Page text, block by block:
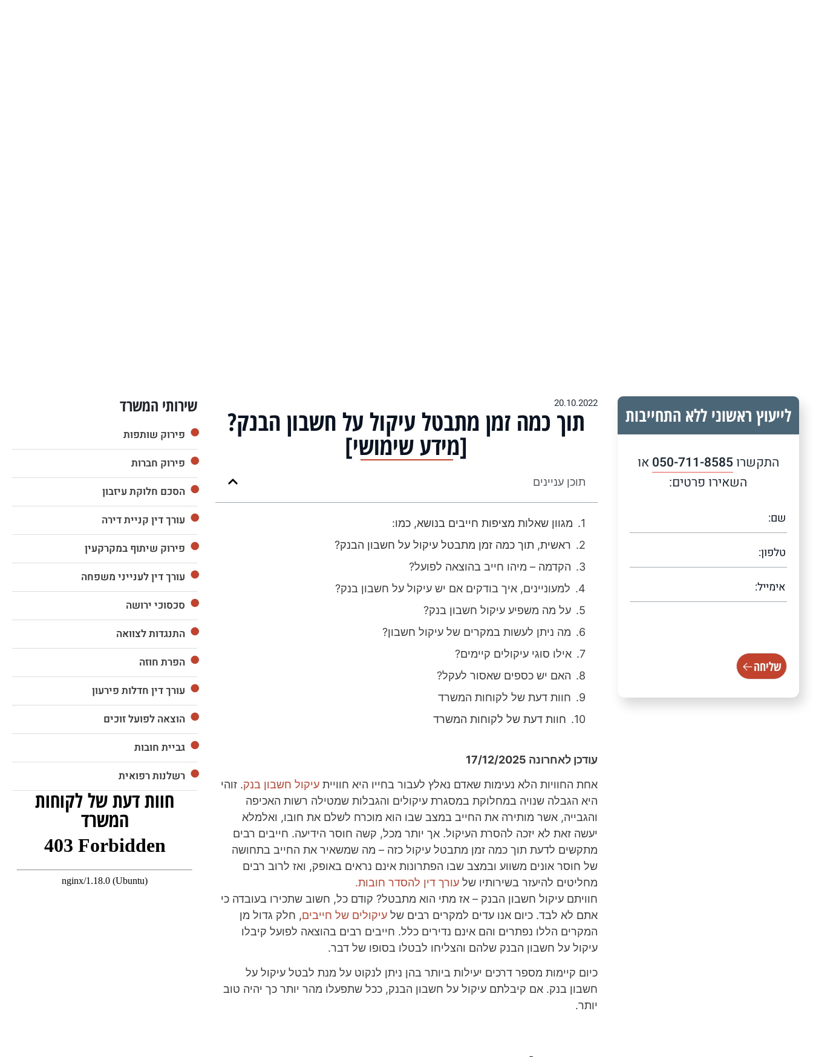
לייעוץ ראשוני ללא התחייבות
התקשרו 050-711-8585או
השאירו פרטים:
שליחה
20.10.2022
תוך כמה זמן מתבטל עיקול על חשבון הבנק?
[מידע שימושי]
תוכן עניינים
מגוון שאלות מציפות חייבים בנושא, כמו:
ראשית, תוך כמה זמן מתבטל עיקול על חשבון הבנק?
הקדמה – מיהו חייב בהוצאה לפועל?
למעוניינים, איך בודקים אם יש עיקול על חשבון בנק?
על מה משפיע עיקול חשבון בנק?
מה ניתן לעשות במקרים של עיקול חשבון?
אילו סוגי עיקולים קיימים?
האם יש כספים שאסור לעקל?
חוות דעת של לקוחות המשרד
חוות דעת של לקוחות המשרד
עודכן לאחרונה 17/12/2025
אחת החוויות הלא נעימות שאדם נאלץ לעבור בחייו היא חווייתעיקול חשבון בנק. זוהי
היא הגבלה שנויה במחלוקת במסגרת עיקולים והגבלות שמטילה רשות האכיפה
והגבייה, אשר מותירה את החייב במצב שבו הוא מוכרח לשלם את חובו, ואלמלא
יעשה זאת לא יזכה להסרת העיקול. אך יותר מכל, קשה חוסר הידיעה. חייבים רבים
מתקשים לדעת תוך כמה זמן מתבטל עיקול כזה – מה שמשאיר את החייב בתחושה
של חוסר אונים משווע ובמצב שבו הפתרונות אינם נראים באופק, ואז לרוב רבים
מחליטים להיעזר בשירותיו שלעורך דין להסדר חובות.
חוויתם עיקול חשבון הבנק – אז מתי הוא מתבטל? קודם כל, חשוב שתכירו בעובדה כי
אתם לא לבד. כיום אנו עדים למקרים רבים שלעיקולים של חייבים, חלק גדול מן
המקרים הללו נפתרים והם אינם נדירים כלל. חייבים רבים בהוצאה לפועל קיבלו
עיקול על חשבון הבנק שלהם והצליחו לבטלו בסופו של דבר.
כיום קיימות מספר דרכים יעילות ביותר בהן ניתן לנקוט על מנת לבטל עיקול על
חשבון בנק. אם קיבלתם עיקול על חשבון הבנק, ככל שתפעלו מהר יותר כך יהיה טוב
יותר.
שירותי המשרד
פירוק שותפות
פירוק חברות
הסכם חלוקת עיזבון
עורך דין קניית דירה
פירוק שיתוף במקרקעין
עורך דין לענייני משפחה
סכסוכי ירושה
התנגדות לצוואה
הפרת חוזה
עורך דין חדלות פירעון
הוצאה לפועל זוכים
גביית חובות
רשלנות רפואית
חוות דעת של לקוחות
המשרד